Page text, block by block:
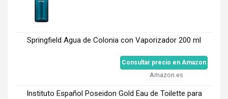
Springfield Agua de Colonia con Vaporizador 200 ml
Consultar precio en Amazon
Amazon.es
Instituto Español Poseidon Gold Eau de Toilette para